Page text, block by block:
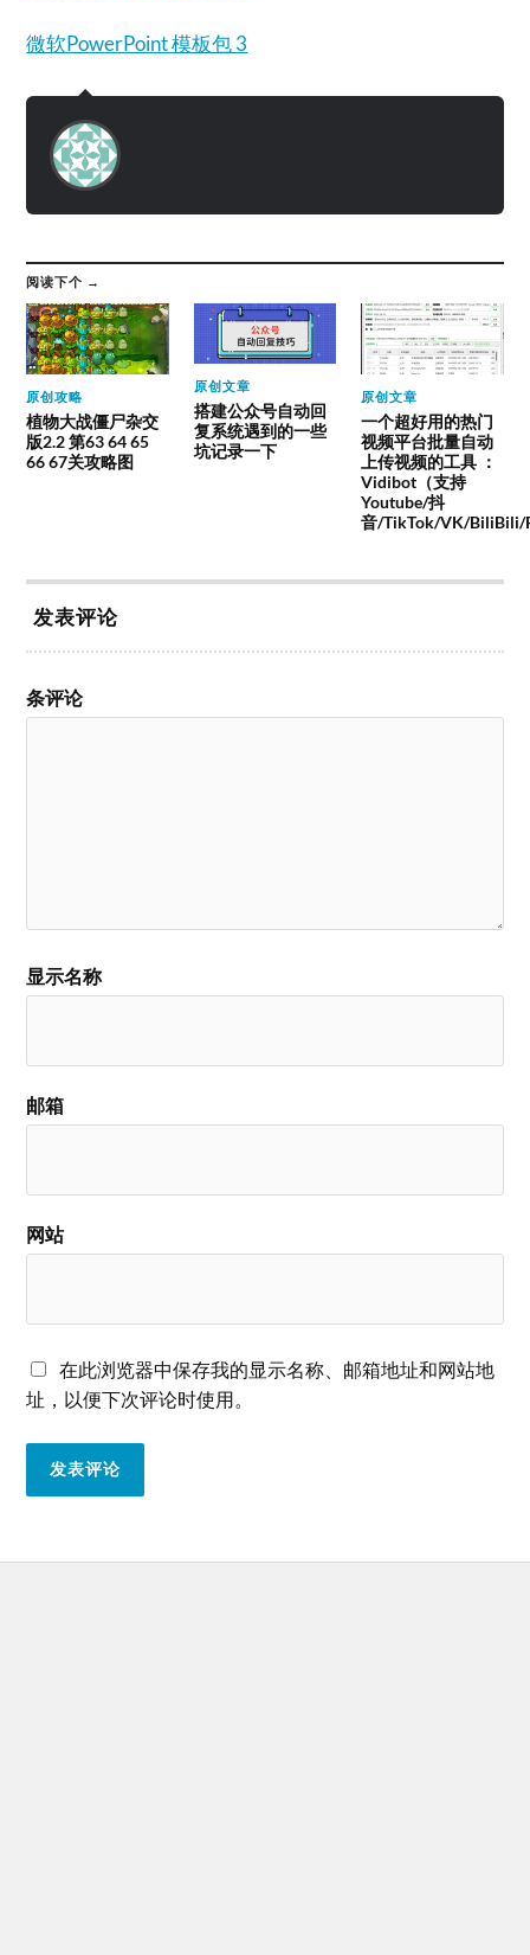
微软PowerPoint 模板包 3
阅读下个 →
原创攻略
植物大战僵尸杂交
版2.2 第63 64 65
66 67关攻略图
原创文章
搭建公众号自动回
复系统遇到的一些
坑记录一下
原创文章
一个超好用的热门
视频平台批量自动
上传视频的工具 ：
Vidibot（支持
Youtube/抖
音/TikTok/VK/BiliBili/
发表评论
条评论
显示名称
邮箱
网站
在此浏览器中保存我的显示名称、邮箱地址和网站地
址，以便下次评论时使用。